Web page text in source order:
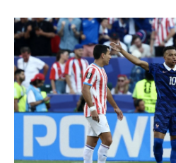
svjetsko prvenstvo 2026